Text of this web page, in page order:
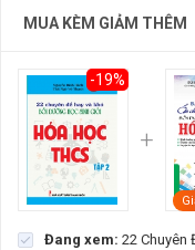
MUA KÈM GIẢM THÊM
-19%
Đang xem: 22 Chuyên